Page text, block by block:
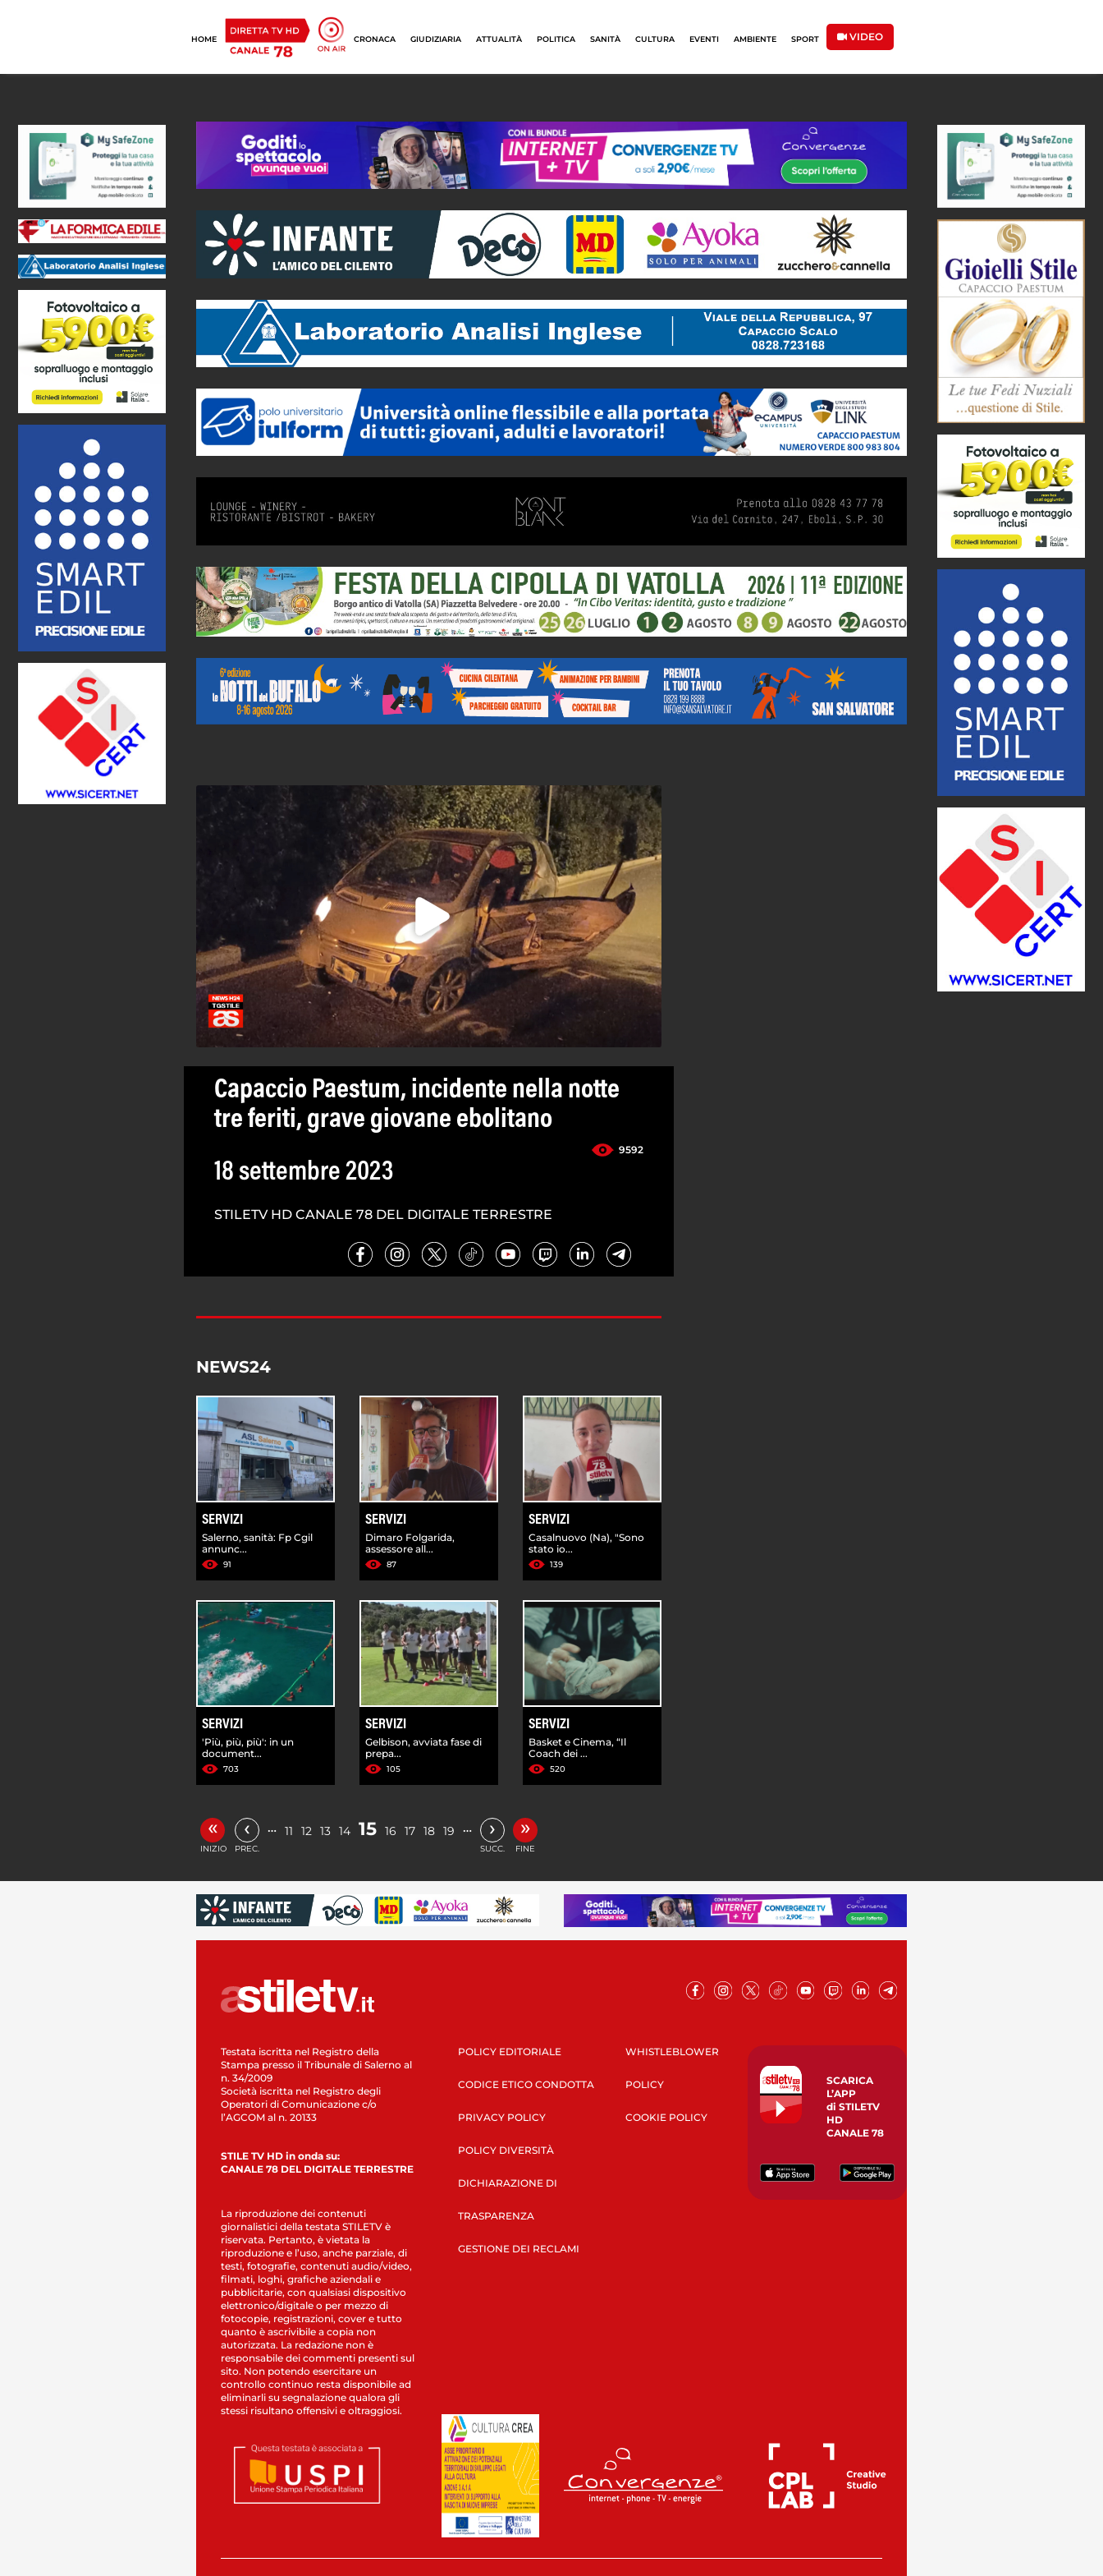
HOME CRONACA GIUDIZIARIA ATTUALITÀ POLITICA SANITÀ CULTURA EVENTI AMBIENTE SPORT VIDEO
Capaccio Paestum, incidente nella notte
tre feriti, grave giovane ebolitano
9592
18 settembre 2023
STILETV HD CANALE 78 DEL DIGITALE TERRESTRE
NEWS24
SERVIZI
Salerno, sanità: Fp Cgil
annunc...
91
SERVIZI
Dimaro Folgarida,
assessore all...
87
SERVIZI
Casalnuovo (Na), "Sono
stato io...
139
SERVIZI
'Più, più, più': in un
document...
703
SERVIZI
Gelbison, avviata fase di
prepa...
105
SERVIZI
Basket e Cinema, “Il
Coach dei ...
520
«
INIZIO
‹
PREC.
… 11 12 13 14 15 16 17 18 19 … ›
SUCC.
»
FINE
Testata iscritta nel Registro della
Stampa presso il Tribunale di Salerno al
n. 34/2009
Società iscritta nel Registro degli
Operatori di Comunicazione c/o
l’AGCOM al n. 20133
STILE TV HD in onda su:
CANALE 78 DEL DIGITALE TERRESTRE
La riproduzione dei contenuti
giornalistici della testata STILETV è
riservata. Pertanto, è vietata la
riproduzione e l’uso, anche parziale, di
testi, fotografie, contenuti audio/video,
filmati, loghi, grafiche aziendali e
pubblicitarie, con qualsiasi dispositivo
elettronico/digitale o per mezzo di
fotocopie, registrazioni, cover e tutto
quanto è ascrivibile a copia non
autorizzata. La redazione non è
responsabile dei commenti presenti sul
sito. Non potendo esercitare un
controllo continuo resta disponibile ad
eliminarli su segnalazione qualora gli
stessi risultano offensivi e oltraggiosi.
POLICY EDITORIALE
CODICE ETICO CONDOTTA
PRIVACY POLICY
POLICY DIVERSITÀ
DICHIARAZIONE DI
TRASPARENZA
GESTIONE DEI RECLAMI
WHISTLEBLOWER
POLICY
COOKIE POLICY
SCARICA
L’APP
di STILETV
HD
CANALE 78